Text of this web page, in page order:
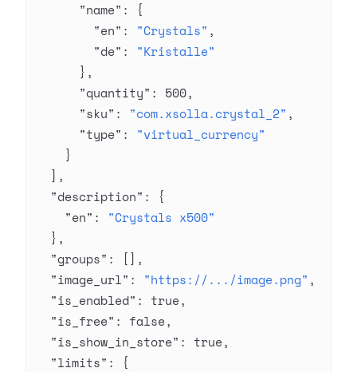
      "name"
: {
        "en"
: "Crystals" ,
        "de"
: "Kristalle"
      },
      "quantity"
: 500,
      "sku"
: "com.xsolla.crystal_2" ,
      "type"
: "virtual_currency"
    }
  ],
  "description"
: {
    "en"
: "Crystals x500"
  },
  "groups"
: [],
  "image_url"
: "https://.../image.png" ,
  "is_enabled"
: true,
  "is_free"
: false,
  "is_show_in_store"
: true,
  "limits"
: {